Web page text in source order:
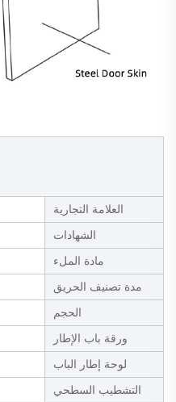
العلامة التجارية
الشهادات
مادة الملء
مدة تصنيف الحريق
الحجم
ورقة باب الإطار
لوحة إطار الباب
التشطيب السطحي